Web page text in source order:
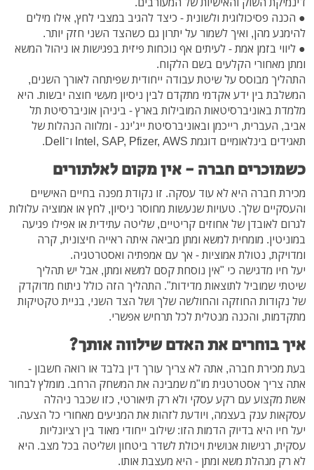
● הכנה פסיכולוגית ולשונית - כיצד להגיב במצבי לחץ, אילו מילים
להימנע מהן, ואיך לשמור על יתרון גם כשהצד השני חזק יותר.
● ליווי בזמן אמת - לעיתים אף נוכחות פיזית בפגישות או ניהול המשא
ומתן מאחורי הקלעים בשם הלקוח.
התהליך מבוסס על שיטת עבודה ייחודית שפיתחה לאורך השנים,
המשלבת בין ידע אקדמי מתקדם לבין ניסיון מעשי חוצה יבשות. היא
מלמדת באוניברסיטאות המובילות בארץ - ביניהן אוניברסיטת תל
אביב, העברית, רייכמן ובאוניברסיטת ייג’ינג - ומלווה הנהלות של
תאגידים בינלאומיים דוגמת Intel, SAP, Pfizer, AWS ו־Dell.
כשמוכרים חברה - אין מקום לאלתורים
מכירת חברה היא לא עוד עסקה. זו נקודת מפנה בחיים האישיים
והעסקיים שלך. טעויות שנעשות מחוסר ניסיון, לחץ או אמוציה עלולות
לגרום לאובדן של אחוזים קריטיים, שליטה עתידית או אפילו פגיעה
במוניטין. מומחית למשא ומתן מביאה איתה ראייה חיצונית, קרה
ומדויקת, נטולת אמוציות - אך עם אמפתיה ואסטרטגיה.
יעל חיו מדגישה כי "אין נוסחת קסם למשא ומתן, אבל יש תהליך
שיטתי שמוביל לתוצאות מדידות". התהליך הזה כולל ניתוח מדוקדק
של נקודות החוזקה והחולשה שלך ושל הצד השני, בניית טקטיקות
מתקדמות, והכנה מנטלית לכל תרחיש אפשרי.
איך בוחרים את האדם שילווה אותך?
בעת מכירת חברה, אתה לא צריך עורך דין בלבד או רואה חשבון -
אתה צריך אסטרטגית מו"מ שמבינה את המשחק הרחב. מומלץ לבחור
אשת מקצוע עם רקע עסקי ולא רק תיאורטי, כזו שכבר ניהלה
עסקאות ענק בעצמה, ויודעת לזהות את המניעים מאחורי כל הצעה.
יעל חיו היא בדיוק הדמות הזו: שילוב ייחודי מאוד בין רציונליות
עסקית, רגישות אנושית ויכולת לשדר ביטחון ושליטה בכל מצב. היא
לא רק מנהלת משא ומתן - היא מעצבת אותו.